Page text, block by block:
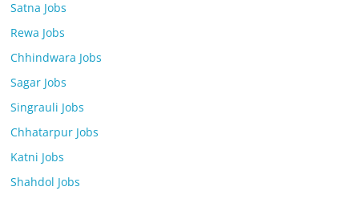
Satna Jobs
Rewa Jobs
Chhindwara Jobs
Sagar Jobs
Singrauli Jobs
Chhatarpur Jobs
Katni Jobs
Shahdol Jobs